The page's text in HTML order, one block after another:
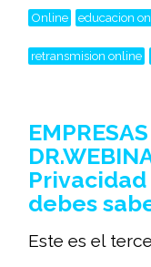
Online educacion
retransmision online
debes
Este es el